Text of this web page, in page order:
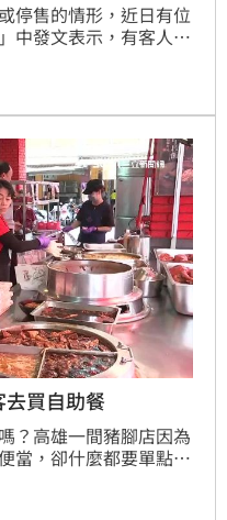
停售的情形，近日有位
中發文表示，有客人光
店內，讓全家人超傻
買自助餐
？高雄一間豬腳店因為
當，卻什麼都要單點，
批奧客，強調如果有